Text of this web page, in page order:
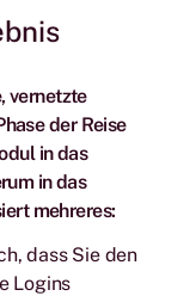
vernetzte
der Reise
in das
in das
mehreres:
dass Sie den
Logins